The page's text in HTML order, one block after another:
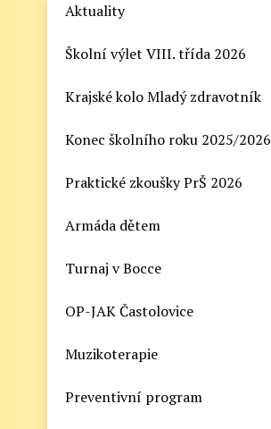
Aktuality
Školní výlet VIII. třída 2026
Krajské kolo Mladý zdravotník
Konec školního roku 2025/2026
Praktické zkoušky PrŠ 2026
Armáda dětem
Turnaj v Bocce
OP-JAK Častolovice
Muzikoterapie
Preventivní program